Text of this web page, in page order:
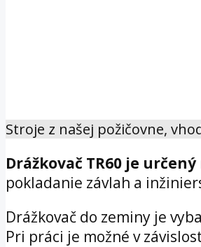
Stroje z našej požičovne,
Drážkovač TR60 je
pokladanie závlah a
Drážkovač do zeminy je
Pri práci je možné v